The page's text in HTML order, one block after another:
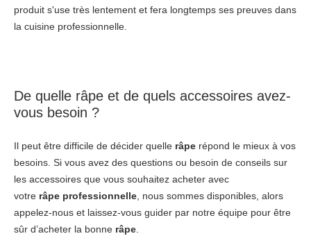
produit s'use très lentement et fera longtemps ses preuves dans
la cuisine professionnelle.
De quelle râpe et de quels accessoires avez-
vous besoin ?
Il peut être difficile de décider quelle râpe répond le mieux à vos
besoins. Si vous avez des questions ou besoin de conseils sur
les accessoires que vous souhaitez acheter avec
votre râpe professionnelle, nous sommes disponibles, alors
appelez-nous et laissez-vous guider par notre équipe pour être
sûr d’acheter la bonne râpe.